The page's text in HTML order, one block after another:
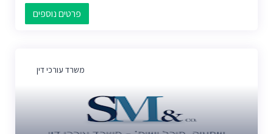
פרטים נוספים
משרד עורכי דין